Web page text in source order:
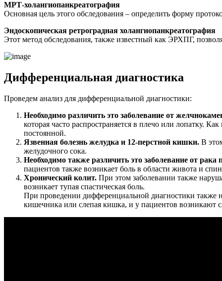
МРТ-холангиопанкреатография
Основная цель этого обследования – определить форму
Эндоскопическая ретроградная холангиопанкреатография
Этот метод обследования, также известный как ЭРХПГ,
Дифференциальная диагностика
Проведем анализ для дифференциальной диагностики:
Необходимо различить это заболевание от
которая часто распространяется в плечо или лопатку.
постоянной.
Язвенная болезнь желудка и 12-перстной кишки. В
желудочного сока.
Необходимо также различить это заболевание от
пациентов также возникает боль в области живота и
Хронический колит. При этом заболевании также
возникает тупая спастическая боль.
При проведении дифференциальной диагностики также
кишечника или слепая кишка, и у пациентов возникают